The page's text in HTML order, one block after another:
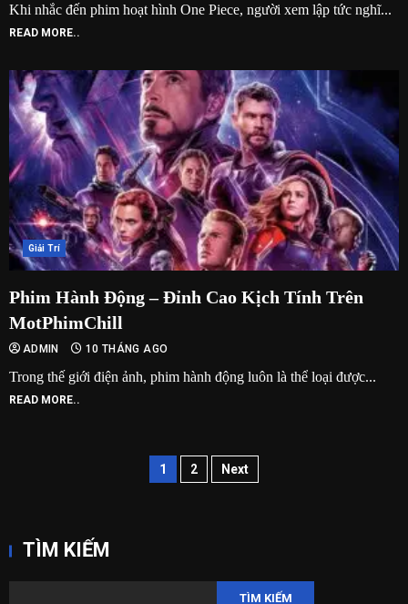
Khi nhắc đến phim hoạt hình One Piece, người xem lập tức nghĩ...
READ MORE..
Giải Trí
Phim Hành Động – Đỉnh Cao Kịch Tính Trên
MotPhimChill
ADMIN 10 THÁNG AGO
Trong thế giới điện ảnh, phim hành động luôn là thể loại được...
READ MORE..
Phân
viết
1 2 Next
TÌM KIẾM
TÌM KIẾM